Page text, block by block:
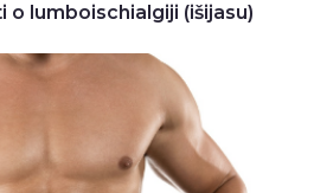
lumboischialgiji (išijasu)